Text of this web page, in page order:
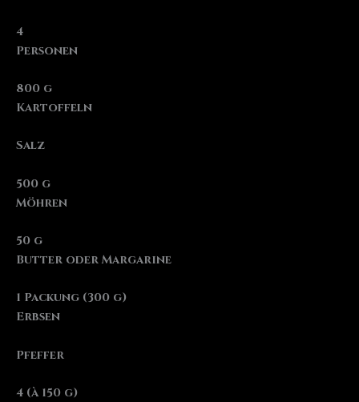
4
Personen
800 g
Kartoffeln
Salz
500 g
Möhren
50 g
Butter oder Margarine
1 Packung (300 g)
Erbsen
Pfeffer
4 (à 150 g)